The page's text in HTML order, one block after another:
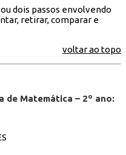
dois passos envolvendo
retirar, comparar e
voltar ao topo
de Matemática – 2º ano: